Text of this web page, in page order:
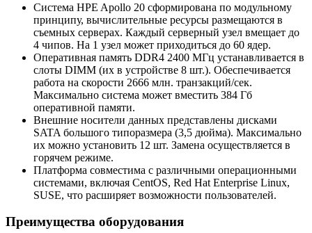
Система HPE Apollo 20 сформирована по модульному
принципу, вычислительные ресурсы размещаются в
съемных серверах. Каждый серверный узел вмещает до
4 чипов. На 1 узел может приходиться до 60 ядер.
Оперативная память DDR4 2400 МГц устанавливается в
слоты DIMM (их в устройстве 8 шт.). Обеспечивается
работа на скорости 2666 млн. транзакций/сек.
Максимально система может вместить 384 Гб
оперативной памяти.
Внешние носители данных представлены дисками
SATA большого типоразмера (3,5 дюйма). Максимально
их можно установить 12 шт. Замена осуществляется в
горячем режиме.
Платформа совместима с различными операционными
системами, включая CentOS, Red Hat Enterprise Linux,
SUSE, что расширяет возможности пользователей.
Преимущества оборудования